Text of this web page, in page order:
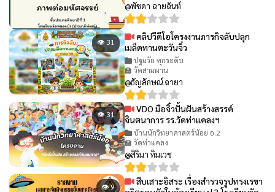
@พัชดา ฉายฉันท์
👁 31
คลิปวีดีโอโครงงานภารกิจลับปลุก
เมล็ดทานตะวันจิ๋ว
ปฐมวัย ทุกระดับ
🏫 วัดสามผาน
@ธัญลักษณ์ ฉายา
👁 31
VDO มือจิ๋วปั้นฝันสร้างสรรค์
จินตนาการ รร.วัดท่าแคลงฯ
บ้านนักวิทยาศาสตร์น้อย อ.2
🏫 วัดท่าแคลง
@สิริมา ทิมเวช
👁 9
สืบเสาะอิสระ เรื่องสำรวจรูปทรงเรขา